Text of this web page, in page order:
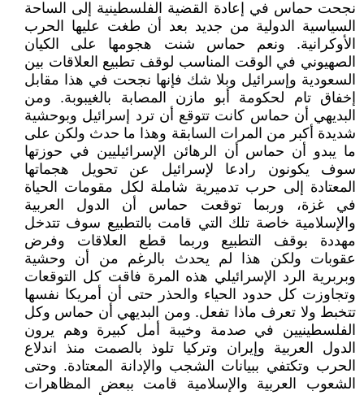
نجحت حماس في إعادة القضية الفلسطينية إلى الساحة
السياسية الدولية من جديد بعد أن طغت عليها الحرب
الأوكرانية. ونعم حماس شنت هجومها على الكيان
الصهيوني في الوقت المناسب لوقف تطبيع العلاقات بين
السعودية وإسرائيل وبلا شك فإنها نجحت في هذا مقابل
إخفاق تام لحكومة أبو مازن المصابة بالغيبوبة. ومن
البديهي أن حماس كانت تتوقع أن ترد إسرائيل وبوحشية
شديدة أكبر من المرات السابقة وهذا ما حدث ولكن على
ما يبدو أن حماس أن الرهائن الإسرائيليين في حوزتها
سوف يكونون رادعا لإسرائيل عن تحويل هجماتها
المعتادة إلى حرب تدميرية شاملة لكل مقومات الحياة
في غزة، وربما توقعت حماس أن الدول العربية
والإسلامية خاصة تلك التي قامت بالتطبيع سوف تتدخل
مهددة بوقف التطبيع وربما قطع العلاقات وفرض
عقوبات ولكن هذا لم يحدث بالرغم من أن وحشية
وبربرية الرد الإسرائيلي هذه المرة فاقت كل التوقعات
وتجاوزت كل حدود الحياء والحذر حتى أن أمريكا نفسها
تتخبط ولا تعرف ماذا تفعل. ومن البديهي أن حماس وكل
الفلسطينيين في صدمة وخيبة أمل كبيرة وهم يرون
الدول العربية وإيران وتركيا تلوذ بالصمت منذ اندلاع
الحرب وتكتفي ببيانات الشجب والإدانة المعتادة. وحتى
الشعوب العربية والإسلامية قامت ببعض المظاهرات